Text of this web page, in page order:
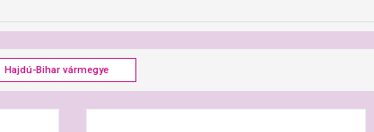
Hajdú-Bihar vármegye